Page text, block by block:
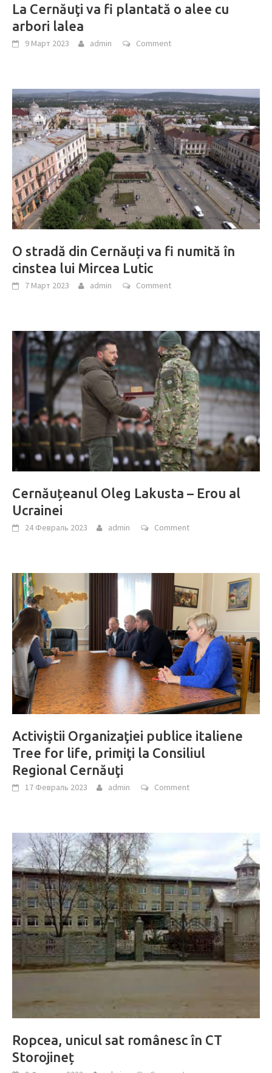
La Cernăuţi va fi plantată o alee cu
arbori lalea
9 Март 2023 admin Comment
O stradă din Cernăuți va fi numită în
cinstea lui Mircea Lutic
7 Март 2023 admin Comment
Cernăuțeanul Oleg Lakusta – Erou al
Ucrainei
24 Февраль 2023 admin Comment
Activiştii Organizaţiei publice italiene
Tree for life, primiţi la Consiliul
Regional Cernăuţi
17 Февраль 2023 admin Comment
Ropcea, unicul sat românesc în CT
Storojineț